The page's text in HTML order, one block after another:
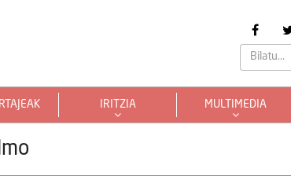
IRITZIA MULTIMEDIA